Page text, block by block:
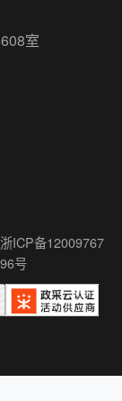
室
浙ICP备12009767
号